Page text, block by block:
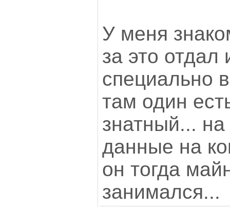
У меня
за это отдал
специально
там один
знатный...
данные на
он тогда
занимался...